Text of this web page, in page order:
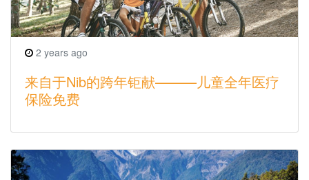
2 years ago
来自于Nib的跨年钜献———儿童全年医疗
保险免费